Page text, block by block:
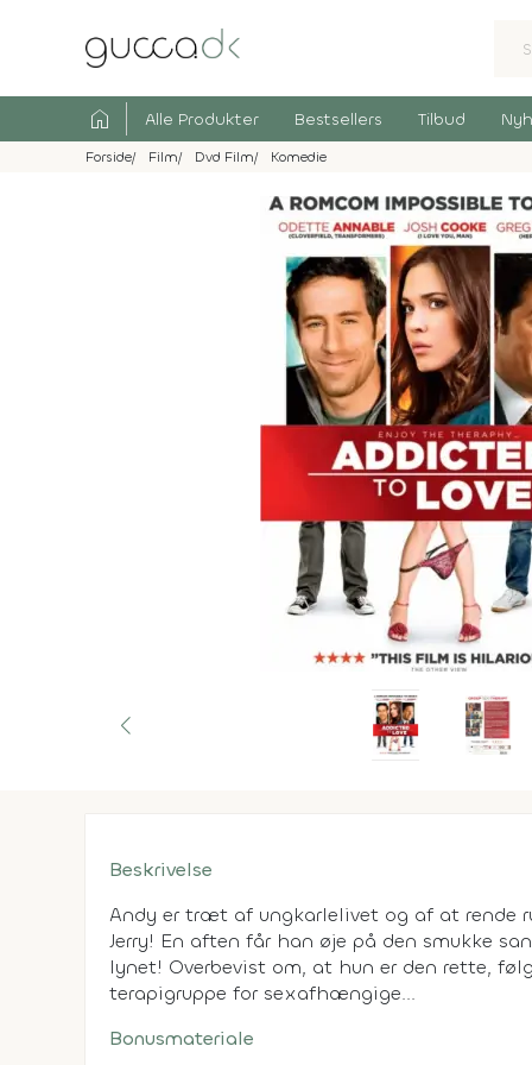
home Alle Produkter Bestsellers Tilbud
Forside Film Dvd Film Komedie
Beskrivelse
Andy er træt af ungkarlelivet og af at rende
Jerry! En aften får han øje på den smukke
lynet! Overbevist om, at hun er den rette,
terapigruppe for sexafhængige...
Bonusmateriale